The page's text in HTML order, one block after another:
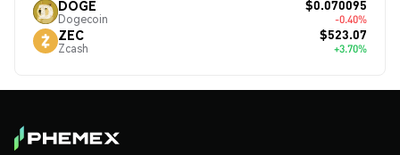
DOGE
Dogecoin
$0.070095
-0.40%
ZEC
Zcash
$523.07
+3.70%